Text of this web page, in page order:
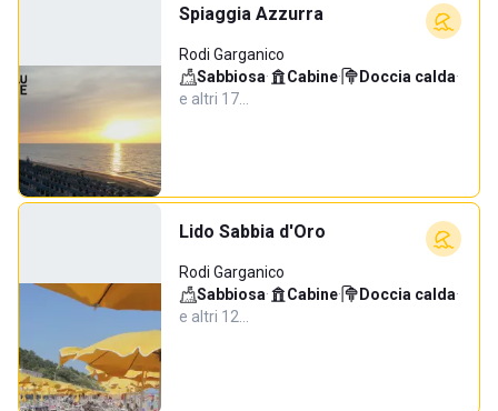
Spiaggia Azzurra
Rodi Garganico
Sabbiosa· Cabine· Doccia calda·
e altri 17…
Lido Sabbia d'Oro
Rodi Garganico
Sabbiosa· Cabine· Doccia calda·
e altri 12…